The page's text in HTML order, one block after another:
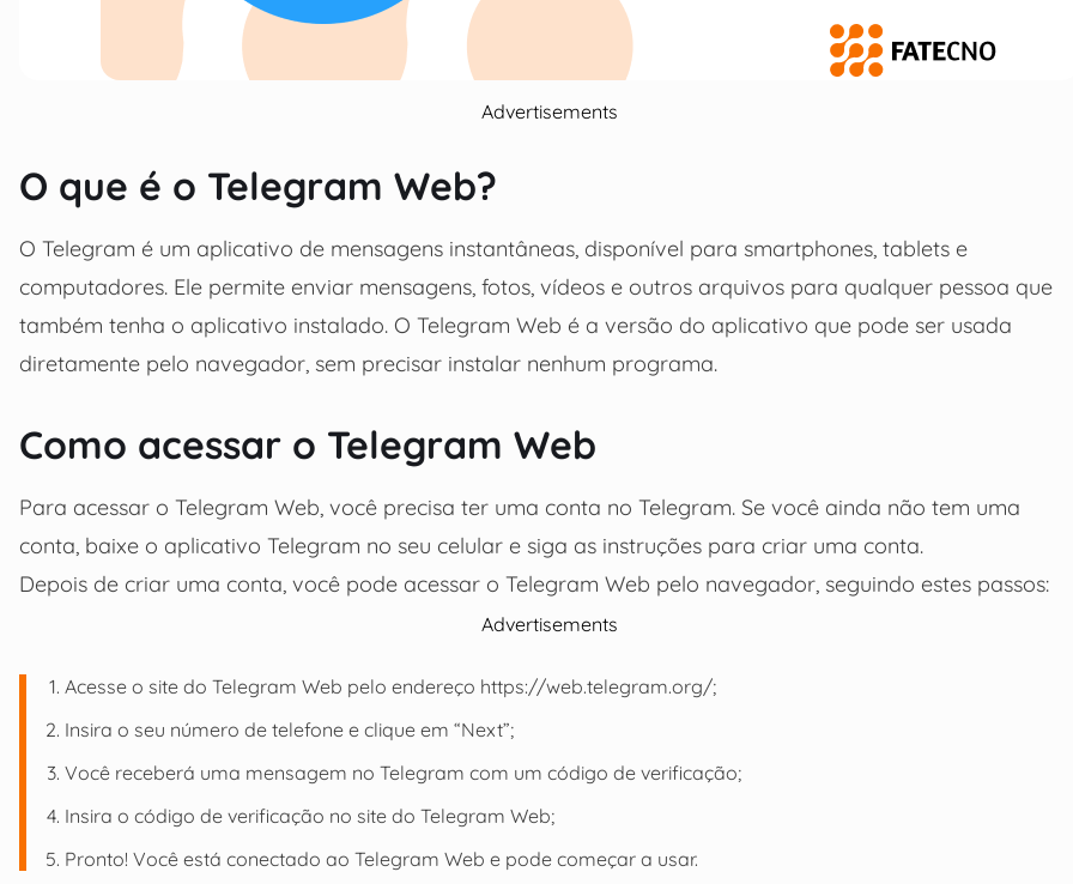
Advertisements
O que é o Telegram Web?
O Telegram é um aplicativo de mensagens instantâneas, disponível para smartphones, tablets e
computadores. Ele permite enviar mensagens, fotos, vídeos e outros arquivos para qualquer pessoa que
também tenha o aplicativo instalado. O Telegram Web é a versão do aplicativo que pode ser usada
diretamente pelo navegador, sem precisar instalar nenhum programa.
Como acessar o Telegram Web
Para acessar o Telegram Web, você precisa ter uma conta no Telegram. Se você ainda não tem uma
conta, baixe o aplicativo Telegram no seu celular e siga as instruções para criar uma conta.
Depois de criar uma conta, você pode acessar o Telegram Web pelo navegador, seguindo estes passos:
Advertisements
Acesse o site do Telegram Web pelo endereço https://web.telegram.org/;
Insira o seu número de telefone e clique em “Next”;
Você receberá uma mensagem no Telegram com um código de verificação;
Insira o código de verificação no site do Telegram Web;
Pronto! Você está conectado ao Telegram Web e pode começar a usar.